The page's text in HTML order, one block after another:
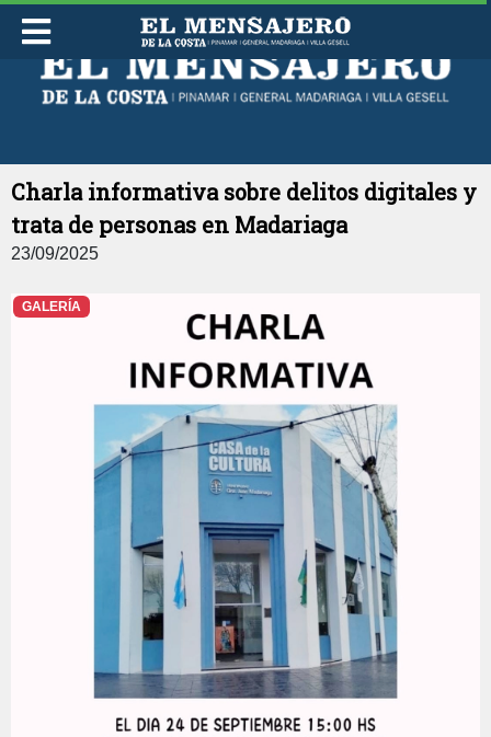
DOMINGO 09 DE AGOSTO DE 2026
Charla informativa sobre delitos digitales y
trata de personas en Madariaga
23/09/2025
GALERÍA